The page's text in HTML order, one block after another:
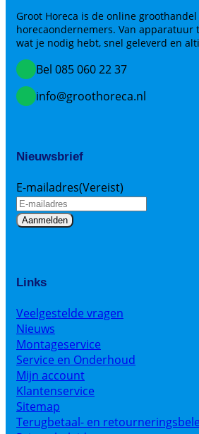
Groot Horeca is de online
horecaondernemers. Van apparatuur
wat je nodig hebt, snel geleverd en
Bel 085 060 22 37
info@groothoreca.nl
Nieuwsbrief
E-mailadres(Vereist)
Links
Veelgestelde vragen
Nieuws
Montageservice
Service en Onderhoud
Mijn account
Klantenservice
Sitemap
Terugbetaal- en